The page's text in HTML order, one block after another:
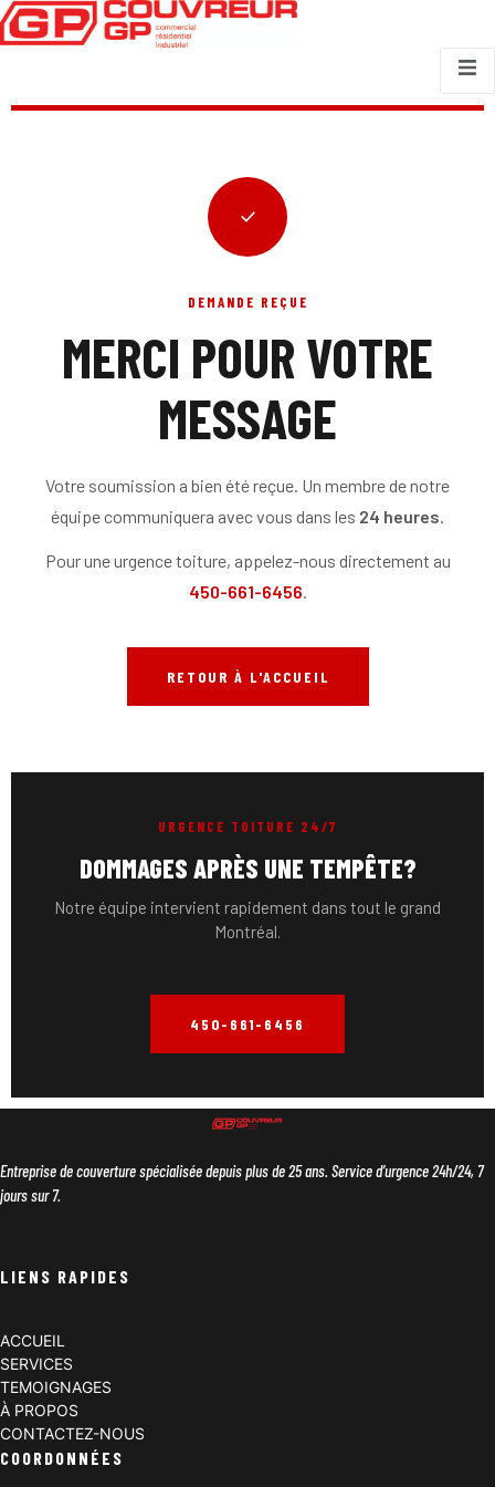
DEMANDE REÇUE
MERCI POUR VOTRE
MESSAGE
Votre soumission a bien été reçue. Un membre de notre
équipe communiquera avec vous dans les 24 heures.
Pour une urgence toiture, appelez-nous directement au
450-661-6456.
RETOUR À L'ACCUEIL
URGENCE TOITURE 24/7
DOMMAGES APRÈS UNE TEMPÊTE?
Notre équipe intervient rapidement dans tout le grand
Montréal.
450-661-6456
Entreprise de couverture spécialisée depuis plus de 25 ans. Service d’urgence 24h/24, 7
jours sur 7.
LIENS RAPIDES
ACCUEIL
SERVICES
TEMOIGNAGES
À PROPOS
CONTACTEZ-NOUS
COORDONNÉES